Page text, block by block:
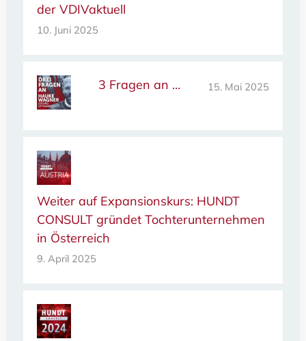
der VDIVaktuell
10. Juni 2025
3 Fragen an … 15. Mai 2025
Weiter auf Expansionskurs: HUNDT
CONSULT gründet Tochterunternehmen
in Österreich
9. April 2025